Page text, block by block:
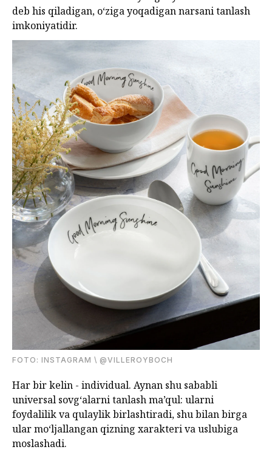
deb his qiladigan, o‘ziga yoqadigan narsani tanlash
imkoniyatidir.
FOTО: INSTAGRAM \ @VILLEROYBOCH
Har bir kelin - individual. Aynan shu sababli
universal sovg‘alarni tanlash ma’qul: ularni
foydalilik va qulaylik birlashtiradi, shu bilan birga
ular mo‘ljallangan qizning xarakteri va uslubiga
moslashadi.